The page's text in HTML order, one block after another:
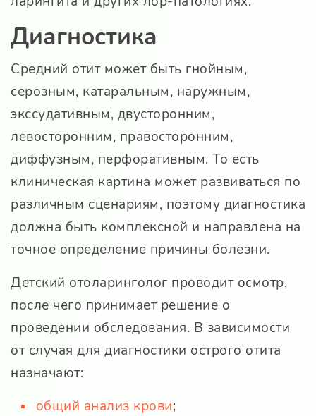
Диагностика
Средний отит может быть гнойным,
серозным, катаральным, наружным,
экссудативным, двусторонним,
левосторонним, правосторонним,
диффузным, перфоративным. То есть
клиническая картина может развиваться по
различным сценариям, поэтому диагностика
должна быть комплексной и направлена на
точное определение причины болезни.
Детский отоларинголог проводит осмотр,
после чего принимает решение о
проведении обследования. В зависимости
от случая для диагностики острого отита
назначают:
общий анализ крови;